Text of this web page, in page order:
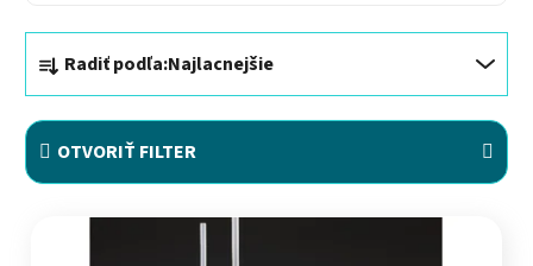
Radiť podľa:Najlacnejšie
OTVORIŤ FILTER
Výpis produktov